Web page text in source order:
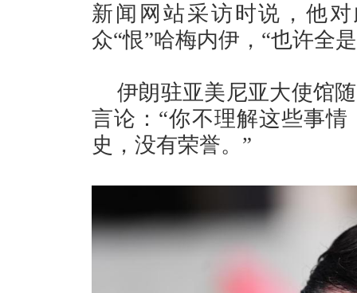
新闻网站采访时说，他
众“恨”哈梅内伊，“也许全
伊朗驻亚美尼亚大使馆
言论：“你不理解这些事
史，没有荣誉。”